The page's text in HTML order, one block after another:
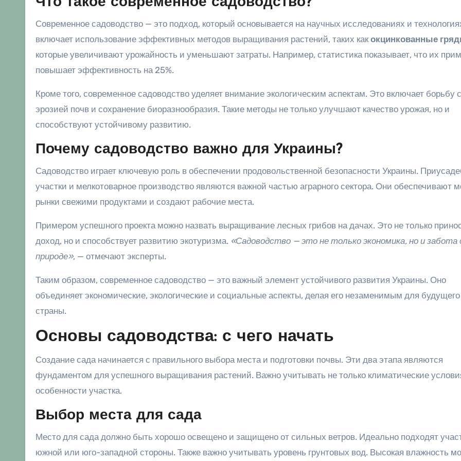
Современное садоводство — это подход, который основывается на научных исследованиях и
включает использование эффективных методов выращивания растений, таких как окцинкованные
которые увеличивают урожайность и уменьшают затраты. Например, статистика показывает, что их
повышает эффективность на 25%.
Кроме того, современное садоводство уделяет внимание экологическим аспектам. Это включает борьбу с
эрозией почв и сохранение биоразнообразия. Такие методы не только улучшают качество урожая, но и
способствуют устойчивому развитию.
Почему садоводство важно для Украины?
Садоводство играет ключевую роль в обеспечении продовольственной безопасности Украины.
участки и мелкотоварное производство являются важной частью аграрного сектора. Они обеспечивают
рынки свежими продуктами и создают рабочие места.
Примером успешного проекта можно назвать выращивание лесных грибов на дачах. Это не только
доход, но и способствует развитию экотуризма. «Садоводство — это не только экономика, но и забота
природе», — отмечают эксперты.
Таким образом, современное садоводство — это важный элемент устойчивого развития Украины. Оно
объединяет экономические, экологические и социальные аспекты, делая его незаменимым для будущего
страны.
Основы садоводства: с чего начать
Создание сада начинается с правильного выбора места и подготовки почвы. Эти два этапа являются
фундаментом для успешного выращивания растений. Важно учитывать не только климатические
особенности участка.
Выбор места для сада
Место для сада должно быть хорошо освещено и защищено от сильных ветров. Идеально подходят
южной или юго-западной стороны. Также важно учитывать уровень грунтовых вод. Высокая влажность